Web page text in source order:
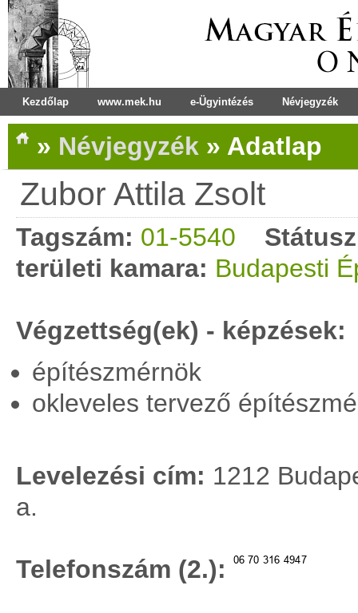
Kezdőlap www.mek.hu e-Ügyintézés Névjegyzék
» Névjegyzék » Adatlap
Zubor Attila Zsolt
Tagszám: 01-5540
területi kamara: Budapesti
Végzettség(ek) - képzések:
építészmérnök
okleveles tervező
Levelezési cím: 1212
a.
Telefonszám (2.):